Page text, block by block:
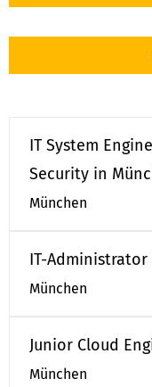
IT System
Security in
München
IT-
München
Junior Cloud
München